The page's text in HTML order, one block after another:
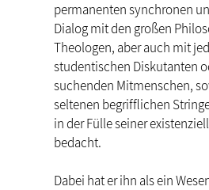
permanenten synchronen
Dialog mit den großen
Theologen, aber auch mit
studentischen Diskutanten
suchenden Mitmenschen,
seltenen begrifflichen
in der Fülle seiner
bedacht.
Dabei hat er ihn als ein